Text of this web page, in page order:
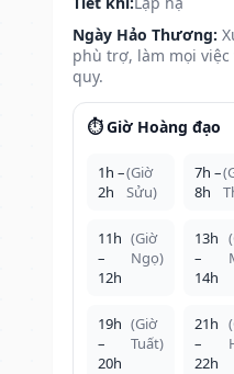
Ngày Hảo Thương:
phù trợ, làm mọi
quy.
⏱️ Giờ Hoàng đạo
1h –
2h
(Giờ
Sửu)
7h –
8h
11h
–
12h
(Giờ
Ngọ)
13h
–
14h
19h
–
20h
(Giờ
Tuất)
21h
–
22h